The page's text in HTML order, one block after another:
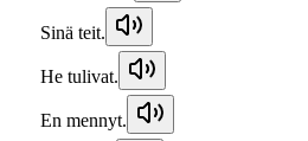
Sinä teit.
He tulivat.
En mennyt.